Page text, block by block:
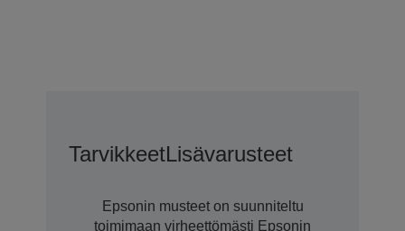
TarvikkeetLisävarusteet
Epsonin musteet on suunniteltu
toimimaan virheettömästi Epsonin